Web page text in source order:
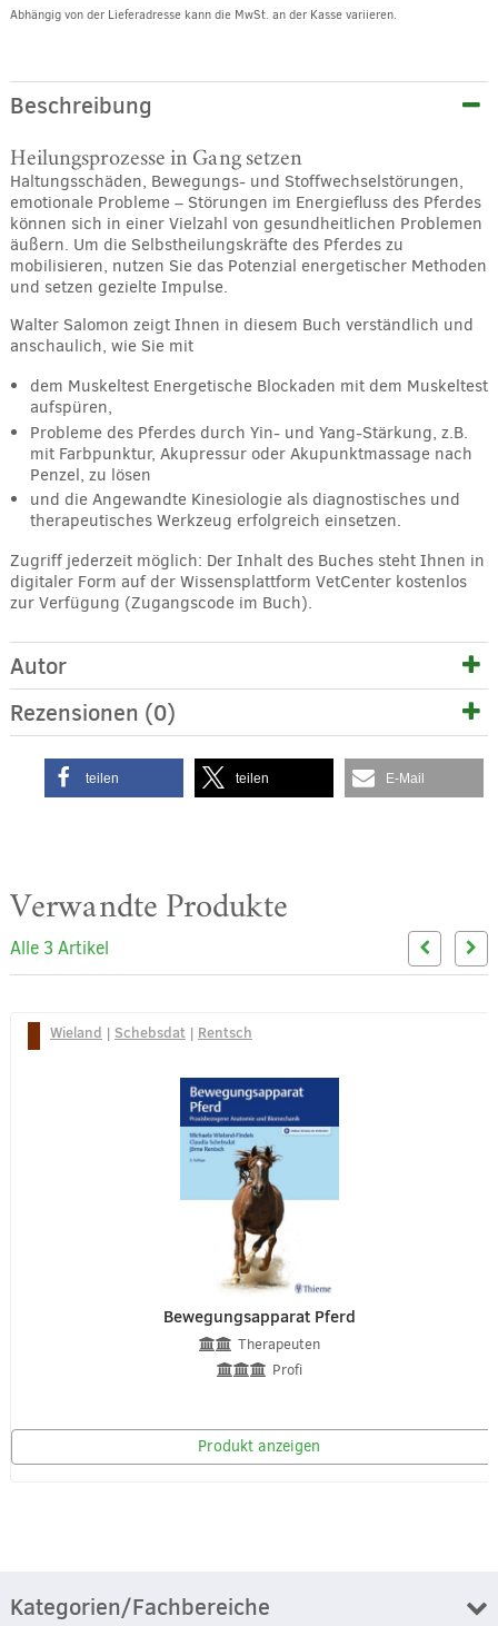
Abhängig von der Lieferadresse kann die MwSt. an der Kasse variieren.
Beschreibung
Heilungsprozesse in Gang setzen
Haltungsschäden, Bewegungs- und Stoffwechselstörungen,
emotionale Probleme – Störungen im Energiefluss des Pferdes
können sich in einer Vielzahl von gesundheitlichen Problemen
äußern. Um die Selbstheilungskräfte des Pferdes zu
mobilisieren, nutzen Sie das Potenzial energetischer Methoden
und setzen gezielte Impulse.
Walter Salomon zeigt Ihnen in diesem Buch verständlich und
anschaulich, wie Sie mit
dem Muskeltest Energetische Blockaden mit dem Muskeltest
aufspüren,
Probleme des Pferdes durch Yin- und Yang-Stärkung, z.B.
mit Farbpunktur, Akupressur oder Akupunktmassage nach
Penzel, zu lösen
und die Angewandte Kinesiologie als diagnostisches und
therapeutisches Werkzeug erfolgreich einsetzen.
Zugriff jederzeit möglich: Der Inhalt des Buches steht Ihnen in
digitaler Form auf der Wissensplattform VetCenter kostenlos
zur Verfügung (Zugangscode im Buch).
Autor
Rezensionen (0)
teilen teilen E-Mail
Verwandte Produkte
Alle 3 Artikel
Wieland | Schebsdat| Rentsch
Bewegungsapparat Pferd
Therapeuten
Profi
Produkt anzeigen
Kategorien/Fachbereiche